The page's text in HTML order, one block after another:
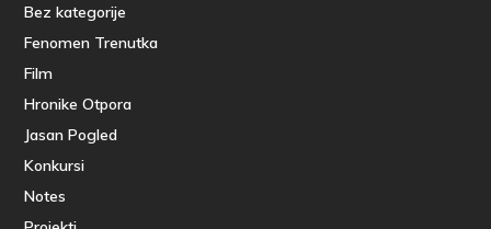
Bez kategorije
Fenomen Trenutka
Film
Hronike Otpora
Jasan Pogled
Konkursi
Notes